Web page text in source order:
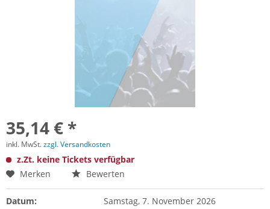
35,14 € *
inkl. MwSt.zzgl. Versandkosten
z.Zt. keine Tickets verfügbar
Merken
Bewerten
Datum:
Samstag, 7. November 2026